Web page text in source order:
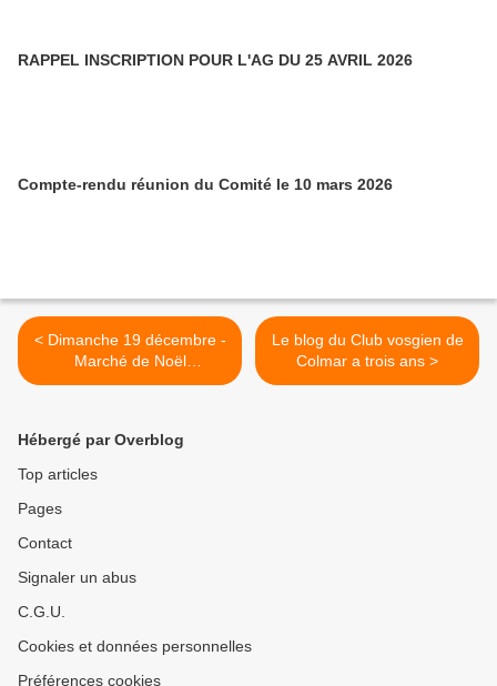
RAPPEL INSCRIPTION POUR L'AG DU 25 AVRIL 2026
Compte-rendu réunion du Comité le 10 mars 2026
< Dimanche 19 décembre -
Marché de Noël
montagnard et Bredlamarik
Le blog du Club vosgien de
Colmar a trois ans >
Hébergé par Overblog
Top articles
Pages
Contact
Signaler un abus
C.G.U.
Cookies et données personnelles
Préférences cookies